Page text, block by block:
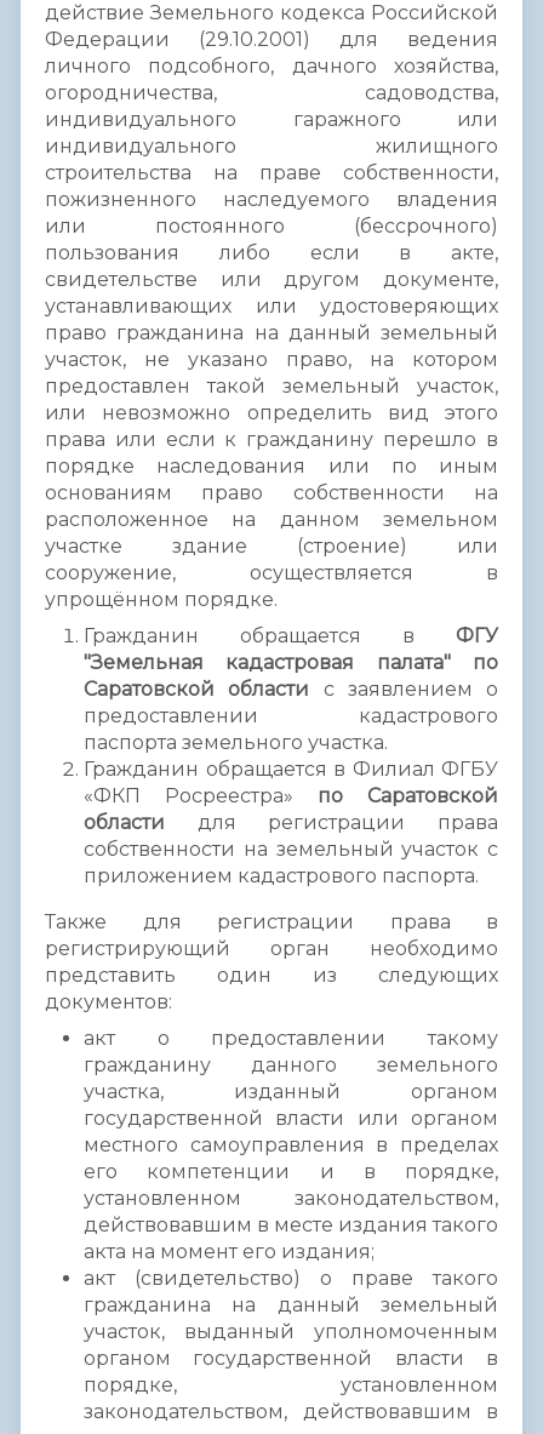
действие Земельного кодекса Российской
Федерации (29.10.2001) для ведения
личного подсобного, дачного хозяйства,
огородничества, садоводства,
индивидуального гаражного или
индивидуального жилищного
строительства на праве собственности,
пожизненного наследуемого владения
или постоянного (бессрочного)
пользования либо если в акте,
свидетельстве или другом документе,
устанавливающих или удостоверяющих
право гражданина на данный земельный
участок, не указано право, на котором
предоставлен такой земельный участок,
или невозможно определить вид этого
права или если к гражданину перешло в
порядке наследования или по иным
основаниям право собственности на
расположенное на данном земельном
участке здание (строение) или
сооружение, осуществляется в
упрощённом порядке.
Гражданин обращается в ФГУ
"Земельная кадастровая палата" по
Саратовской области
с заявлением о
предоставлении кадастрового
паспорта земельного участка.
Гражданин обращается в Филиал ФГБУ
«ФКП Росреестра» по Саратовской
области для регистрации права
собственности на земельный участок с
приложением кадастрового паспорта.
Также для регистрации права в
регистрирующий орган необходимо
представить один из следующих
документов:
акт о предоставлении такому
гражданину данного земельного
участка, изданный органом
государственной власти или органом
местного самоуправления в пределах
его компетенции и в порядке,
установленном законодательством,
действовавшим в месте издания такого
акта на момент его издания;
акт (свидетельство) о праве такого
гражданина на данный земельный
участок, выданный уполномоченным
органом государственной власти в
порядке, установленном
законодательством, действовавшим в